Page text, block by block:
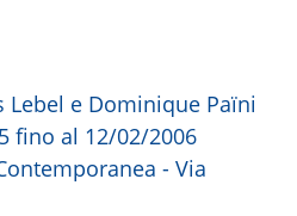
Lebel e Dominique Païni
fino al 12/02/2006
- Via